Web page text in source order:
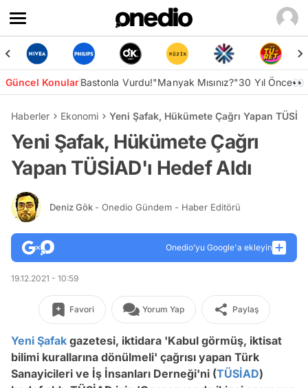
Güncel KonularBastonla Vurdu!"Manyak Mısınız?"30 Yıl Önce👀
Haberler Ekonomi Yeni Şafak, Hükümete Çağrı Yapan
Yeni Şafak, Hükümete Çağrı
Yapan TÜSİAD'ı Hedef Aldı
Deniz Gök - Onedio Gündem - Haber Editörü
Onedio’yu Google'a ekleyin
19.12.2021 - 10:59
Favori Yorum Yap Paylaş
Yeni Şafak gazetesi, iktidara 'Kabul görmüş, iktisat
bilimi kurallarına dönülmeli' çağrısı yapan Türk
Sanayicileri ve İş İnsanları Derneği'ni (TÜSİAD)